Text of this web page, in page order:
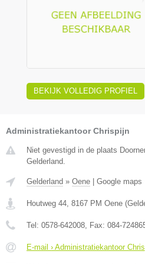
BEKIJK VOLLEDIG PROFIEL
Administratiekantoor Chrispijn
Niet gevestigd in de plaats
Gelderland.
Gelderland » Oene Google maps
Houtweg 44, 8167 PM Oene (
Tel: 0578-642008, Fax: 084-
E-mail › Administratiekantoor